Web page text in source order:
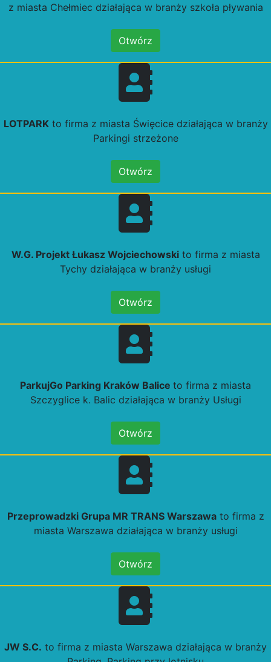
z miasta Chełmiec działająca w branży szkoła pływania
Otwórz
LOTPARKto firma z miasta Święcice działająca w branży
Parkingi strzeżone
Otwórz
W.G. Projekt Łukasz Wojciechowskito firma z miasta
Tychy działająca w branży usługi
Otwórz
ParkujGo Parking Kraków Balice to firma z miasta
Szczyglice k. Balic działająca w branży Usługi
Otwórz
Przeprowadzki Grupa MR TRANS Warszawato firma z
miasta Warszawa działająca w branży usługi
Otwórz
JW S.C. to firma z miasta Warszawa działająca w branży